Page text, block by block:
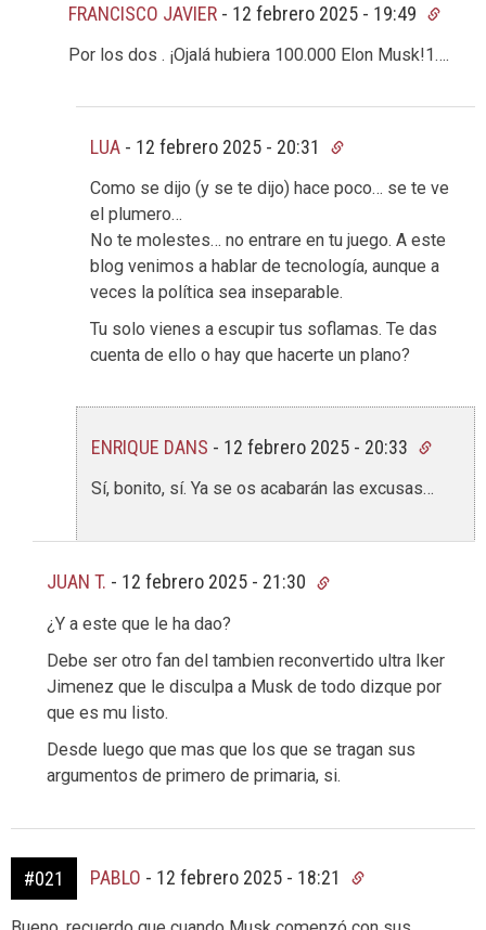
FRANCISCO JAVIER - 12 febrero 2025 - 19:49
Por los dos . ¡Ojalá hubiera 100.000 Elon Musk!1….
LUA - 12 febrero 2025 - 20:31
Como se dijo (y se te dijo) hace poco… se te ve
el plumero…
No te molestes… no entrare en tu juego. A este
blog venimos a hablar de tecnología, aunque a
veces la política sea inseparable.
Tu solo vienes a escupir tus soflamas. Te das
cuenta de ello o hay que hacerte un plano?
ENRIQUE DANS - 12 febrero 2025 - 20:33
Sí, bonito, sí. Ya se os acabarán las excusas…
JUAN T. - 12 febrero 2025 - 21:30
¿Y a este que le ha dao?
Debe ser otro fan del tambien reconvertido ultra Iker
Jimenez que le disculpa a Musk de todo dizque por
que es mu listo.
Desde luego que mas que los que se tragan sus
argumentos de primero de primaria, si.
#021 PABLO - 12 febrero 2025 - 18:21